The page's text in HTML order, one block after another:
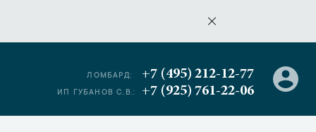
ЛОМБАРД: +7 (495) 212-12-77
ИП ГУБАНОВ С.В.: +7 (925) 761-22-06